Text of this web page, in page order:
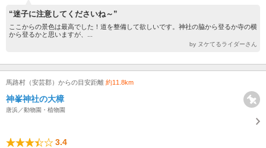
“迷子に注意してくださいね～”
ここからの景色は最高でした！道を整備して欲しいです。神社の脇から登るか寺の横
から登るかと思いますが、...
by ヌケてるライダーさん
馬路村（安芸郡）からの目安距離 約11.8km
神峯神社の大樟
唐浜／動物園・植物園
3.4